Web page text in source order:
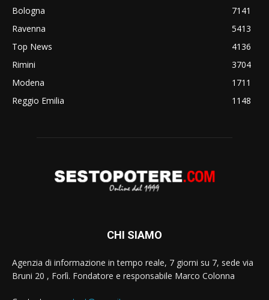
Bologna
7141
Ravenna
5413
Top News
4136
Rimini
3704
Modena
1711
Reggio Emilia
1148
CHI SIAMO
Agenzia di informazione in tempo reale, 7 giorni su 7, sede via
Bruni 20 , Forlì. Fondatore e responsabile Marco Colonna